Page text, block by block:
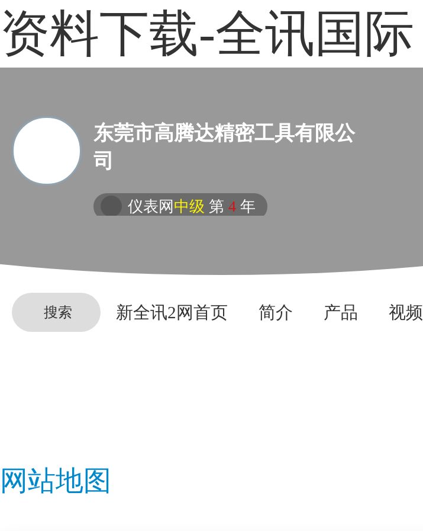
资料下载-全讯国际
东莞市高腾达精密工具有限公
司
仪表网中级 第 4年
搜索 新全讯2网首页 简介 产品 视频
网站地图